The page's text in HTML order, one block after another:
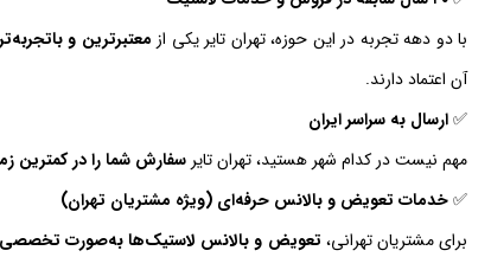
با دو دهه تجربه در این حوزه، تهران تایر یکی از معتبرترین و
آن اعتماد دارند.
✅ارسال به سراسر ایران
مهم نیست در کدام شهر هستید، تهران تایر سفارش شما را در کمترین
✅خدمات تعویض و بالانس حرفه‌ای (ویژه مشتریان تهران)
برای مشتریان تهرانی، تعویض و بالانس لاستیک‌ها به‌صورت